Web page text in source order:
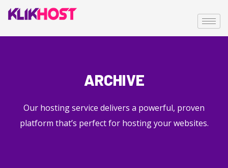
ARCHIVE
Our hosting service delivers a powerful, proven
platform that’s perfect for hosting your websites.